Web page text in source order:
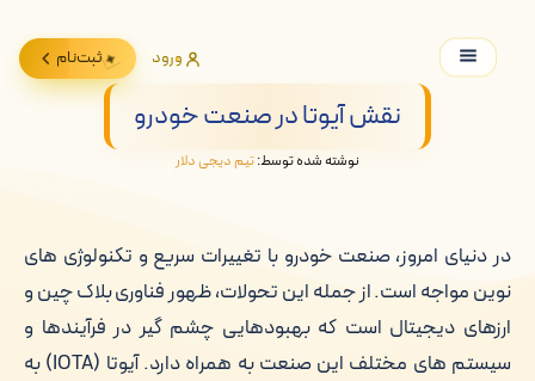
ورود ثبت‌نام
نقش آیوتا در صنعت خودرو
نوشته شده توسط:تیم دیجی دلار
در دنیای امروز، صنعت خودرو با تغییرات سریع و تکنولوژی های
نوین مواجه است. از جمله این تحولات، ظهور فناوری بلاک چین و
ارزهای دیجیتال است که بهبودهایی چشم گیر در فرآیندها و
سیستم های مختلف این صنعت به همراه دارد. آیوتا (IOTA) به